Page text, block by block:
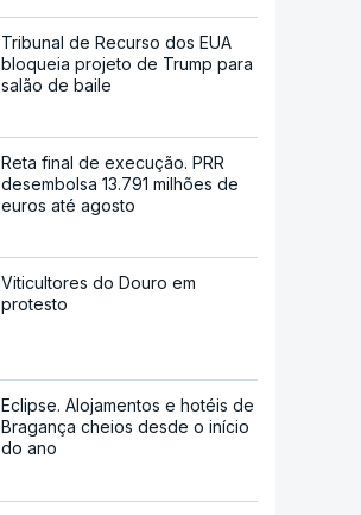
Tribunal de Recurso dos EUA
bloqueia projeto de Trump para
salão de baile
Reta final de execução. PRR
desembolsa 13.791 milhões de
euros até agosto
Viticultores do Douro em
protesto
Eclipse. Alojamentos e hotéis de
Bragança cheios desde o início
do ano